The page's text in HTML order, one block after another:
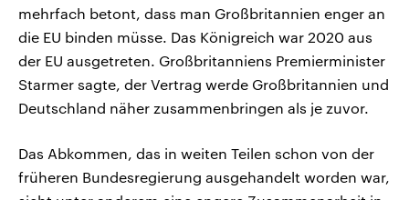
mehrfach betont, dass man Großbritannien enger an
die EU binden müsse. Das Königreich war 2020 aus
der EU ausgetreten. Großbritanniens Premierminister
Starmer sagte, der Vertrag werde Großbritannien und
Deutschland näher zusammenbringen als je zuvor.
Das Abkommen, das in weiten Teilen schon von der
früheren Bundesregierung ausgehandelt worden war,